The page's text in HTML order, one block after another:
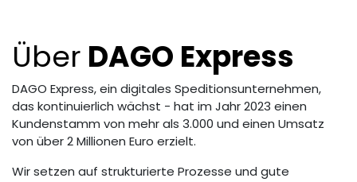
Über DAGO Express
DAGO Express, ein digitales Speditionsunternehmen,
das kontinuierlich wächst - hat im Jahr 2023 einen
Kundenstamm von mehr als 3.000 und einen Umsatz
von über 2 Millionen Euro erzielt.
Wir setzen auf strukturierte Prozesse und gute